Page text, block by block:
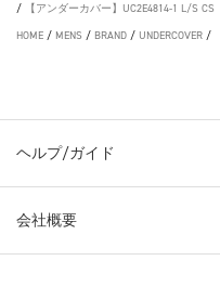
/
【アンダーカバー】UC2E4814-1 L/S CS
HOME / MENS / BRAND / UNDERCOVER /
ヘルプ/ガイド
会社概要